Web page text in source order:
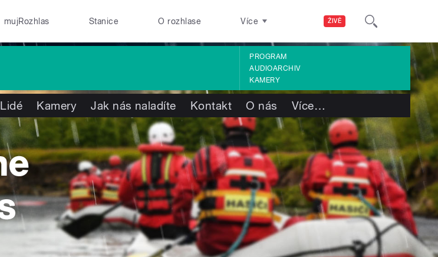
ŽIVĚ
mujRozhlas Stanice O rozhlase Více
PROGRAM
AUDIOARCHIV
KAMERY
Lidé Kamery Jak nás naladíte Kontakt O nás Více…